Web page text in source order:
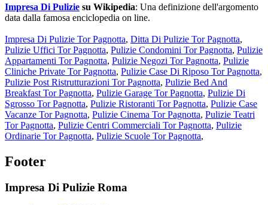
Impresa Di Pulizie su Wikipedia: Una definizione dell'argomento
data dalla famosa enciclopedia on line.
Impresa Di Pulizie Tor Pagnotta, Ditta Di Pulizie Tor Pagnotta,
Pulizie Uffici Tor Pagnotta, Pulizie Condomini Tor Pagnotta, Pulizie
Appartamenti Tor Pagnotta, Pulizie Negozi Tor Pagnotta, Pulizie
Cliniche Private Tor Pagnotta, Pulizie Case Di Riposo Tor Pagnotta,
Pulizie Post Ristrutturazioni Tor Pagnotta, Pulizie Bed And
Breakfast Tor Pagnotta, Pulizie Garage Tor Pagnotta, Pulizie Di
Sgrosso Tor Pagnotta, Pulizie Ristoranti Tor Pagnotta, Pulizie Case
Vacanze Tor Pagnotta, Pulizie Cinema Tor Pagnotta, Pulizie Teatri
Tor Pagnotta, Pulizie Centri Commerciali Tor Pagnotta, Pulizie
Ordinarie Tor Pagnotta, Pulizie Scuole Tor Pagnotta,
Footer
Impresa Di Pulizie Roma